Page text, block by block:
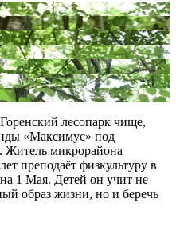
лесопарк чище,
«Максимус» под
Житель микрорайона
преподаёт физкультуру в
1 Мая. Детей он учит не
образ жизни, но и беречь